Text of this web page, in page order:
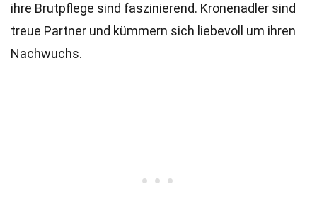
ihre Brutpflege sind faszinierend. Kronenadler sind
treue Partner und kümmern sich liebevoll um ihren
Nachwuchs.